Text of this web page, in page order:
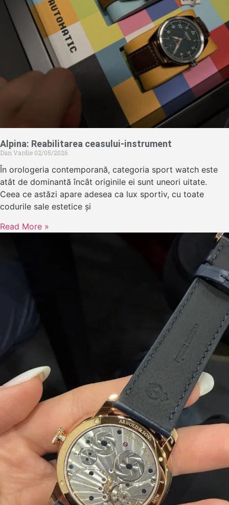
Alpina: Reabilitarea ceasului-instrument
Dan Vardie 02/05/2026
În orologeria contemporană, categoria sport watch este
atât de dominantă încât originile ei sunt uneori uitate.
Ceea ce astăzi apare adesea ca lux sportiv, cu toate
codurile sale estetice și
Read More »